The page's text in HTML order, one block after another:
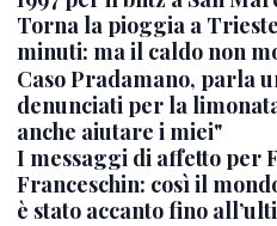
Torna la pioggia a
minuti: ma il caldo non
Caso Pradamano, parla
denunciati per la
anche aiutare i miei"
I messaggi di affetto per
Franceschin: così il
è stato accanto fino